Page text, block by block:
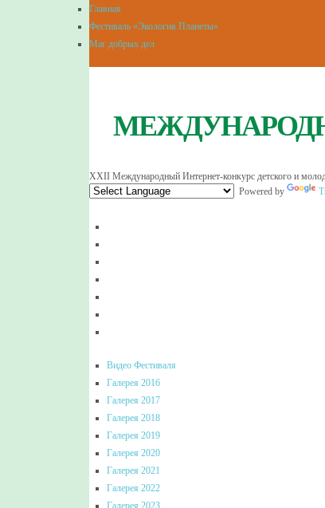
Главная
Фестиваль «Экология Планеты»
Маг добрых дел
XXII Международный Интернет-конкурс детского и
Powered by
Видео Фестиваля
Галерея 2016
Галерея 2017
Галерея 2018
Галерея 2019
Галерея 2020
Галерея 2021
Галерея 2022
Галерея 2023